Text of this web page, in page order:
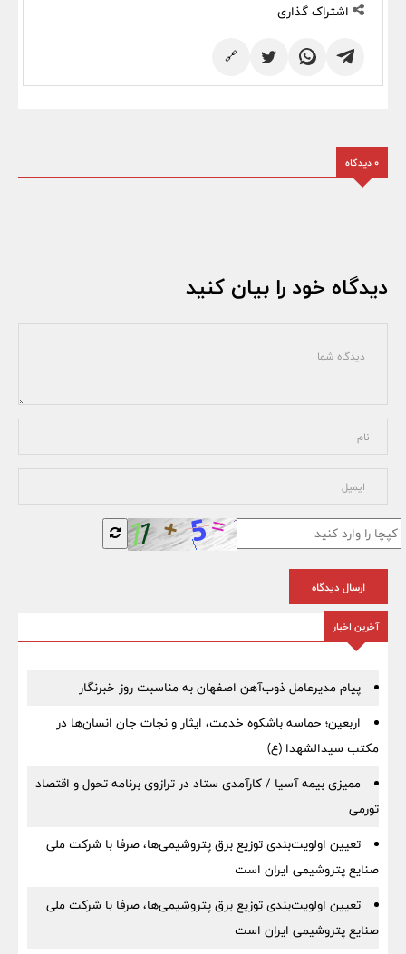
اشتراک گذاری
🔗
0 دیدگاه
دیدگاه خود را بیان کنید
ارسال دیدگاه
آخرین اخبار
پیام مدیرعامل ذوب‌آهن اصفهان به مناسبت روز خبرنگار
اربعین؛ حماسه باشکوه خدمت، ایثار و نجات جان انسان‌ها در
مکتب سیدالشهدا (ع)
ممیزی بیمه آسیا / کارآمدی ستاد در ترازوی برنامه تحول و اقتصاد
تورمی
تعیین اولویت‌بندی توزیع برق پتروشیمی‌ها، صرفا با شرکت ملی
صنایع پتروشیمی ایران است
تعیین اولویت‌بندی توزیع برق پتروشیمی‌ها، صرفا با شرکت ملی
صنایع پتروشیمی ایران است